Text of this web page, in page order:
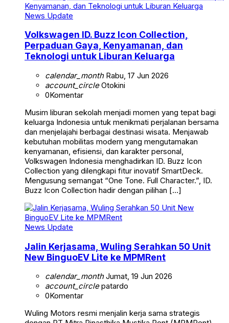
News Update
Volkswagen ID. Buzz Icon Collection,
Perpaduan Gaya, Kenyamanan, dan
Teknologi untuk Liburan Keluarga
calendar_monthRabu, 17 Jun 2026
account_circleOtokini
0Komentar
Musim liburan sekolah menjadi momen yang tepat bagi
keluarga Indonesia untuk menikmati perjalanan bersama
dan menjelajahi berbagai destinasi wisata. Menjawab
kebutuhan mobilitas modern yang mengutamakan
kenyamanan, efisiensi, dan karakter personal,
Volkswagen Indonesia menghadirkan ID. Buzz Icon
Collection yang dilengkapi fitur inovatif SmartDeck.
Mengusung semangat “One Tone. Full Character.”, ID.
Buzz Icon Collection hadir dengan pilihan […]
News Update
Jalin Kerjasama, Wuling Serahkan 50 Unit
New BinguoEV Lite ke MPMRent
calendar_monthJumat, 19 Jun 2026
account_circlepatardo
0Komentar
Wuling Motors resmi menjalin kerja sama strategis